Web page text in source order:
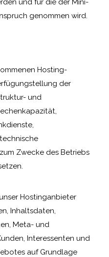
und für die der Mini-
genommen wird.
Hosting-
der
und
Zwecke des Betriebs
Hostinganbieter
Inhaltsdaten,
Meta- und
Interessenten und
auf Grundlage